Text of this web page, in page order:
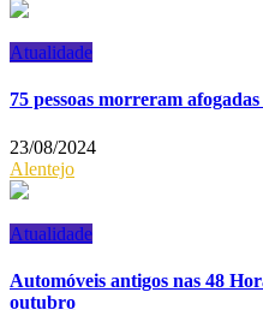
Atualidade
75 pessoas morreram
23/08/2024
Alentejo
Atualidade
Automóveis antigos nas 48
outubro